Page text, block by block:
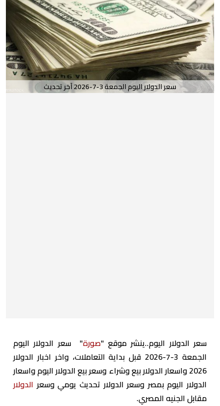
سعر الدولار اليوم الجمعة 3-7-2026 آخر تحديث
سعر الدولار اليوم..ينشر موقع "صورة" سعر الدولار اليوم
الجمعة 3-7-2026 قبل بداية التعاملات، واخر اخبار الدولار
2026 واسعار الدولار بيع وشراء وسعر بيع الدولار اليوم واسعار
الدولار اليوم بمصر وسعر الدولار تحديث يومي وسعر الدولار
مقابل الجنيه المصري.